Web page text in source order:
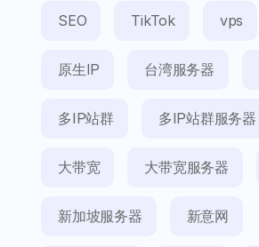
SEO TikTok vps
原生IP 台湾服务器
多IP站群 多IP站群服务器
大带宽 大带宽服务器
新加坡服务器 新意网